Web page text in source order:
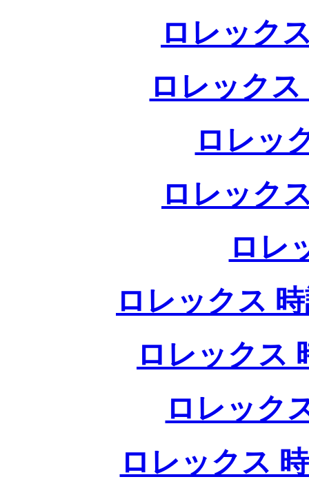
ロレック
ロレック
ロレッ
ロレック
ロレ
ロレックス
ロレックス
ロレック
ロレックス